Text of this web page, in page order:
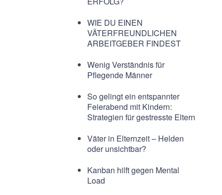
WIE DU EINEN
VÄTERFREUNDLICHEN
ARBEITGEBER FINDEST
Wenig Verständnis für
Pflegende Männer
So gelingt ein entspannter
Feierabend mit Kindern:
Strategien für gestresste Eltern
Väter in Elternzeit – Helden
oder unsichtbar?
Kanban hilft gegen Mental
Load